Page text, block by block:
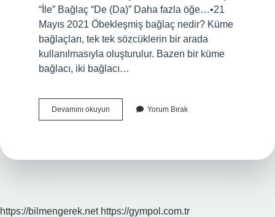
“İle” Bağlaç “De (Da)” Daha fazla öğe…•21
Mayıs 2021 Öbekleşmiş bağlaç nedir? Küme
bağlaçları, tek tek sözcüklerin bir arada
kullanılmasıyla oluşturulur. Bazen bir küme
bağlacı, iki bağlacı…
Devamını okuyun Öbekleşmiş
Bağlaç
Yorum Bırak
https://bilmengerek.net https://gympol.com.tr